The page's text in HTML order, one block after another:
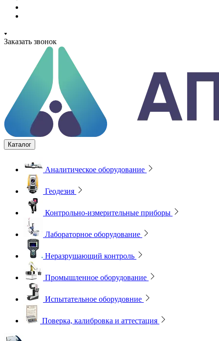
Заказать звонок
Каталог
Аналитическое оборудование
Геодезия
Контрольно-измерительные приборы
Лабораторное оборудование
Неразрушающий контроль
Промышленное оборудование
Испытательное оборудовние
Поверка, калибровка и аттестация